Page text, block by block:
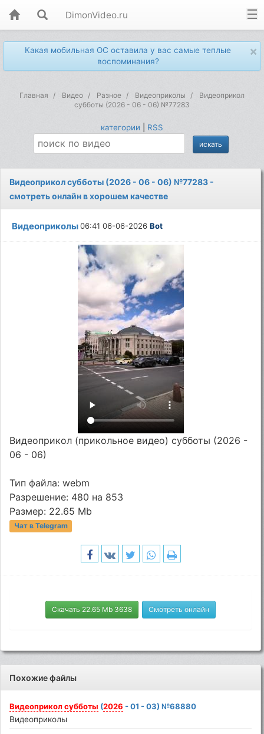
DimonVideo.ru
×
Какая мобильная ОС оставила у вас самые теплые
воспоминания?
Главная Видео Разное Видеоприколы
Видеоприкол
субботы (2026 - 06 - 06) №77283
категории RSS
Видеоприкол субботы (2026 - 06 - 06) №77283 -
смотреть онлайн в хорошем качестве
Видеоприколы06:41 06-06-2026Bot
Видеоприкол (прикольное видео) субботы (2026 -
06 - 06)
Тип файла: webm
Разрешение: 480 на 853
Размер: 22.65 Mb
Чат в Telegram
Скачать 22.65 Mb 3638 Смотреть онлайн
Похожие файлы
Видеоприкол субботы (2026 - 01 - 03) №68880
Видеоприколы